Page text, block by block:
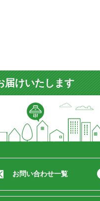
届けいたします
お問い合わせ一覧